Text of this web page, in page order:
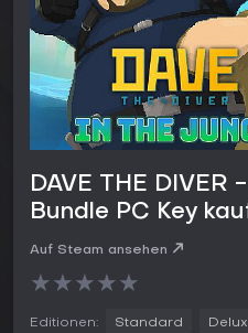
DAVE THE DIVER
Bundle PC Key
Auf Steam ansehen
★★★★★
Editionen: Standard